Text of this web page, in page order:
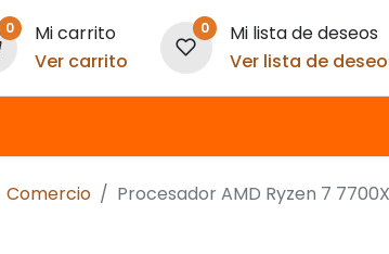
0
Mi carrito
Ver carrito
0
Mi lista de deseos
Ver lista de
Comercio Procesador AMD Ryzen 7